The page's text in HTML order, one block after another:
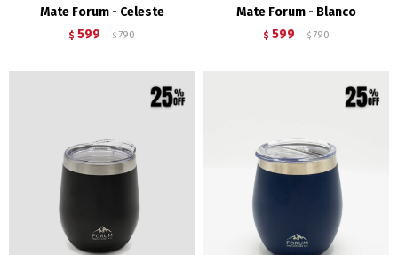
Mate Forum - Celeste
$ 599 $ 790
Mate Forum - Blanco
$ 599 $ 790